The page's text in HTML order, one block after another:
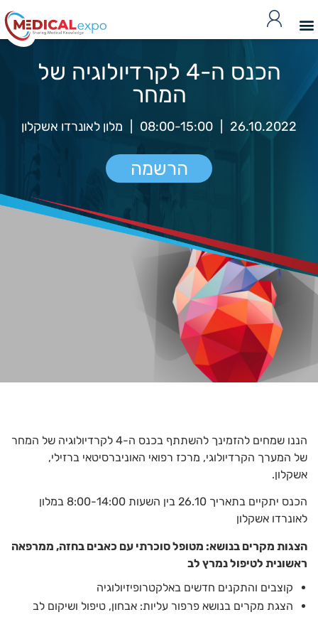
הכנס ה-4 לקרדיולוגיה של
המחר
26.10.2022
08:00-15:00 מלון לאונרדו אשקלון
הרשמה
הננו שמחים להזמינך להשתתף בכנס ה-4 לקרדיולוגיה של המחר
של המערך הקרדיולוגי, מרכז רפואי האוניברסיטאי ברזילי,
אשקלון.
הכנס יתקיים בתאריך 26.10 בין השעות 8:00-14:00 במלון
לאונרדו אשקלון
הצגות מקרים בנושא: מטופל סוכרתי עם כאבים בחזה, ממרפאה
ראשונית לטיפול נמרץ לב
קוצבים והתקנים חדשים באלקטרופיזיולוגיה
הצגת מקרים בנושא פרפור עליות: אבחון, טיפול ושיקום לב